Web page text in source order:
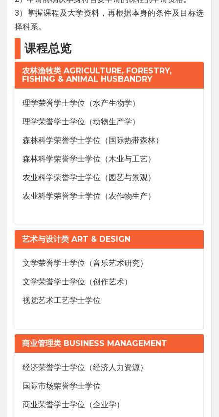
3）掌握课程及大学资料，再根据本身的条件及目标选
择科系。
课程总览
农林渔牧类 AGRICULTURE, FORESTRY,
FISHING & ANIMAL HUSBANDRY
理学荣誉学士学位（水产生物学）
理学荣誉学士学位（动物生产学）
森林科学荣誉学士学位（国际热带森林）
森林科学荣誉学士学位（木业与工艺）
农业科学荣誉学士学位（园艺与景观）
农业科学荣誉学士学位（农作物生产）
艺术与设计类 ART & DESIGN
文学荣誉学士学位（音乐艺术研究）
文学荣誉学士学位（创作艺术）
视觉艺术工艺学士学位
商业管理类 BUSINESS MANAGEMENT
经济荣誉学士学位（经济人力资源）
国际市场荣誉学士学位
商业荣誉学士学位（企业学）